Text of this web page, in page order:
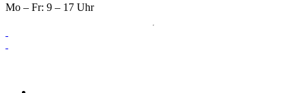
Mo – Fr: 9 – 17 Uhr